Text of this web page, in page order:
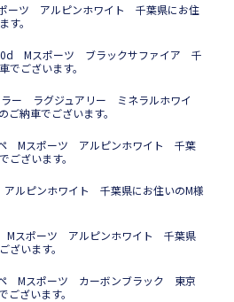
ツ アルピンホワイト 千葉県にお住
す。
Mスポーツ ブラックサファイア 千
でございます。
ー ラグジュアリー ミネラルホワイ
納車でございます。
Mスポーツ アルピンホワイト 千葉
ございます。
ピンホワイト 千葉県にお住いのM様
スポーツ アルピンホワイト 千葉県
ざいます。
Mスポーツ カーボンブラック 東京
ございます。